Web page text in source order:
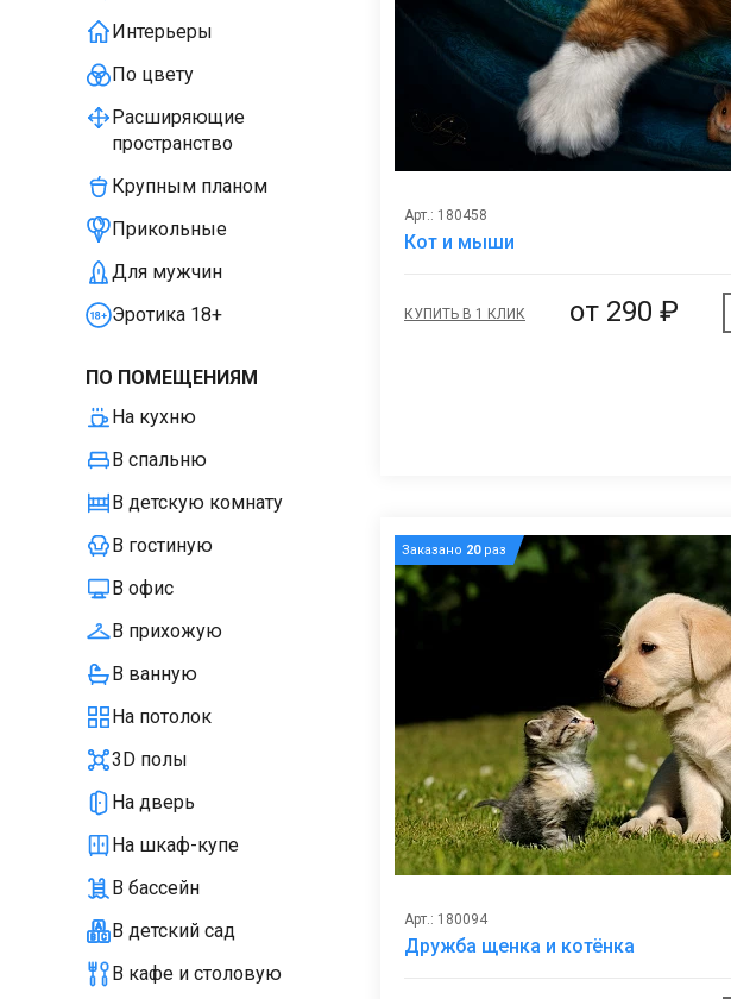
Интерьеры
По цвету
Расширяющие
пространство
Крупным планом
Прикольные
Для мужчин
Эротика 18+
ПО ПОМЕЩЕНИЯМ
На кухню
В спальню
В детскую комнату
В гостиную
В офис
В прихожую
В ванную
На потолок
3D полы
На дверь
На шкаф-купе
В бассейн
В детский сад
В кафе и столовую
Арт.: 180458
Кот и мыши
КУПИТЬ В 1 КЛИК от290 ₽
Заказано 20раз
Арт.: 180094
Дружба щенка и котёнка